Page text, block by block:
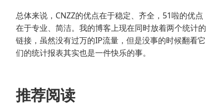
总体来说，CNZZ的优点在于稳定、齐全，51啦的优点
在于专业、简洁。我的博客上现在同时放着两个统计的
链接，虽然没有过万的IP流量，但是没事的时候翻看它
们的统计报表其实也是一件快乐的事。
推荐阅读